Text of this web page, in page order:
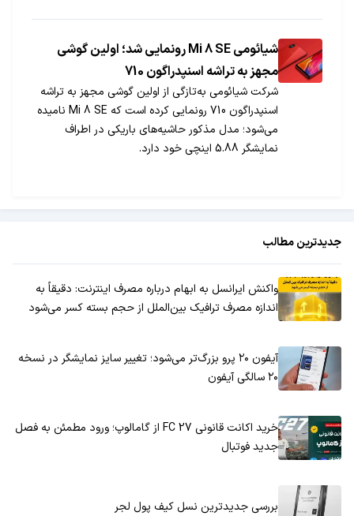
شیائومی Mi 8 SE رونمایی شد؛ اولین گوشی
مجهز به تراشه اسنپدراگون 710
شرکت شیائومی به‌تازگی از اولین گوشی مجهز به تراشه
اسنپدراگون 710 رونمایی کرده است که Mi 8 SE نامیده
می‌شود؛ مدل مذکور حاشیه‌های باریکی در اطراف
نمایشگر 5.88 اینچی خود دارد.
جدیدترین مطالب
واکنش ایرانسل به ابهام درباره مصرف اینترنت: دقیقاً به
اندازه مصرف ترافیک بین‌الملل از حجم بسته کسر می‌شود
آیفون ۲۰ پرو بزرگ‌تر می‌شود؛ تغییر سایز نمایشگر در نسخه
۲۰ سالگی آیفون
خرید اکانت قانونی FC 27 از گامالوپ؛ ورود مطمئن به فصل
جدید فوتبال
بررسی جدیدترین نسل کیف پول لجر